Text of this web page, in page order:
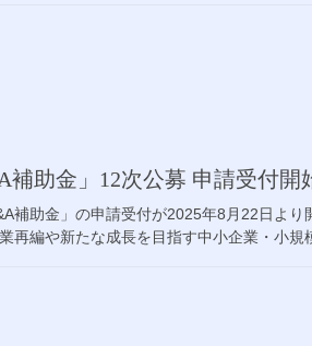
補助金」12次公募 申請受付開
補助金」の申請受付が2025年8月22日よ
再編や新たな成長を目指す中小企業・小